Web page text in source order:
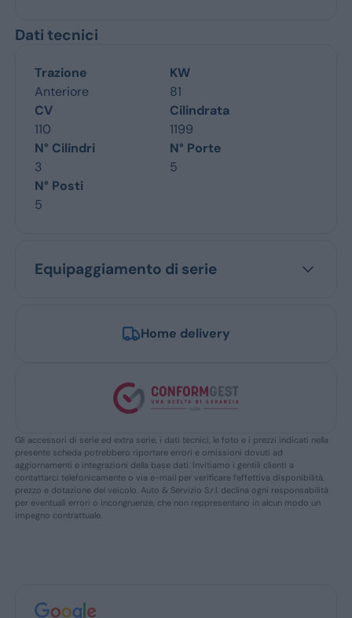
Dati tecnici
Trazione
Anteriore
KW
81
CV
110
Cilindrata
1199
N° Cilindri
3
N° Porte
5
N° Posti
5
Equipaggiamento di serie
Home delivery
Gli accessori di serie ed extra serie, i dati tecnici, le foto e i prezzi indicati nella
presente scheda potrebbero riportare errori e omissioni dovuti ad
aggiornamenti e integrazioni della base dati. Invitiamo i gentili clienti a
contattarci telefonicamente o via e-mail per verificare l’effettiva disponibilità,
prezzo e dotazione del veicolo. Auto & Servizio S.r.l. declina ogni responsabilità
per eventuali errori o incongruenze, che non reppresentano in alcun modo un
impegno contrattuale.